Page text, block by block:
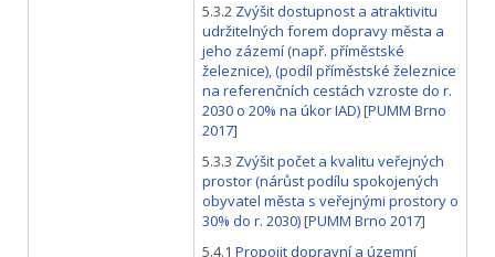
5.3.2 Zvýšit dostupnost a atraktivitu
udržitelných forem dopravy města a
jeho zázemí (např. příměstské
železnice), (podíl příměstské železnice
na referenčních cestách vzroste do r.
2030 o 20% na úkor IAD)[PUMM Brno
2017]
5.3.3 Zvýšit počet a kvalitu veřejných
prostor (nárůst podílu spokojených
obyvatel města s veřejnými prostory o
30% do r. 2030)[PUMM Brno 2017]
5.4.1 Propojit dopravní a územní